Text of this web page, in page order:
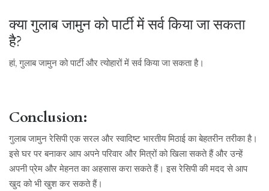
क्या गुलाब जामुन को पार्टी में सर्व किया जा सकता
है?
हां, गुलाब जामुन को पार्टी और त्योहारों में सर्व किया जा सकता है।
Conclusion:
गुलाब जामुन रेसिपी एक सरल और स्वादिष्ट भारतीय मिठाई का बेहतरीन तरीका है।
इसे घर पर बनाकर आप अपने परिवार और मित्रों को खिला सकते हैं और उन्हें
अपनी प्रेम और मेहनत का अहसास करा सकते हैं। इस रेसिपी की मदद से आप
खुद को भी खुश कर सकते हैं।